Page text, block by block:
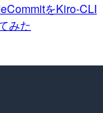
をKiro-CLI
みた